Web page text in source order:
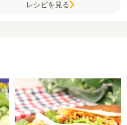
【A】明太子甜麺醤
レシピを見る